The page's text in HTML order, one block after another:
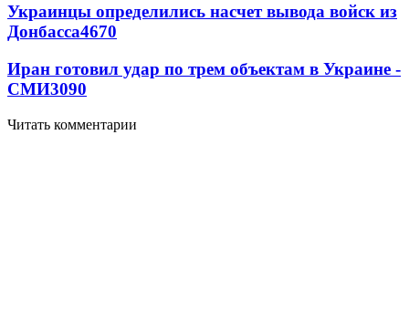
Украинцы определились насчет вывода войск из
Донбасса4670
Иран готовил удар по трем объектам в Украине -
СМИ3090
Читать комментарии